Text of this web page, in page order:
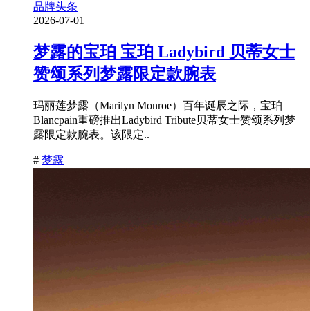
品牌头条
2026-07-01
梦露的宝珀 宝珀 Ladybird 贝蒂女士
赞颂系列梦露限定款腕表
玛丽莲梦露（Marilyn Monroe）百年诞辰之际，宝珀
Blancpain重磅推出Ladybird Tribute贝蒂女士赞颂系列梦
露限定款腕表。该限定..
# 梦露